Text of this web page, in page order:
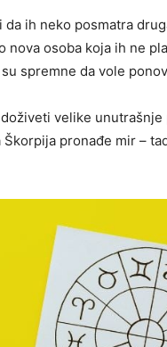
ih neko posmatra
nova osoba koja ih ne
spremne da vole
velike
pronađe mir –